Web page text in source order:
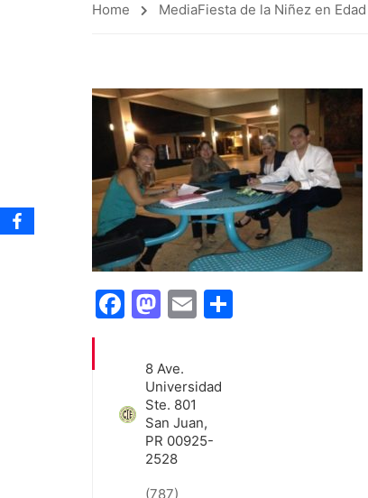
Home MediaFiesta de la Niñez en
Facebook
Mastodon
Email
8 Ave.
Universidad
Ste. 801
San Juan,
PR 00925-
2528
(787)